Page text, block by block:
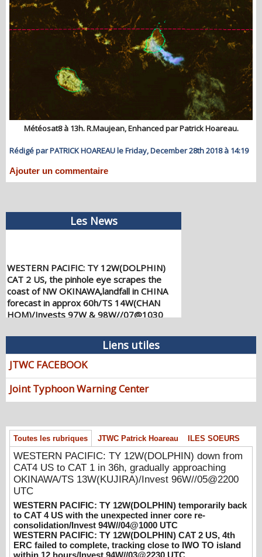
Météosat8 à 13h. R.Maujean, Enhanced par Patrick Hoareau.
Rédigé par PATRICK HOAREAU le Friday, December 28th 2018 à 14:19
Ajouter un commentaire
Les News
WESTERN PACIFIC: TY 12W(DOLPHIN)
CAT 2 US, the pinhole eye scrapes the
coast of NW OKINAWA,landfall in CHINA
forecast in approx 60h/TS 14W(CHAN
HOM)/Invests 97W & 98W//07@1030
08/07/2026 -PATRICK HOAREAU
WESTERN PACIFIC: TY 12W(DOLPHIN)
down from CAT4 US to CAT 1 in 36h,
gradually approaching OKINAWA/TS
13W(KUJIRA)/Invest 96W//05@2200 UTC
08/06/2026 -PATRICK HOAREAU
temporarily back to CAT 4 US with the
unexpected inner core re-
consolidation/Invest 94W//04@1000 UTC
08/04/2026 -PATRICK HOAREAU
WESTERN PACIFIC: TY 12W(DOLPHIN)
CAT 2 US, 4th ERC failed to complete,
tracking close to IWO TO island within 12
hours/Invest 94W//03@2230 UTC
08/04/2026 -PATRICK HOAREAU
Liens utiles
JTWC FACEBOOK
Joint Typhoon Warning Center
Toutes les rubriques JTWC Patrick Hoareau ILES SOEURS
WESTERN PACIFIC: TY 12W(DOLPHIN) down from
CAT4 US to CAT 1 in 36h, gradually approaching
OKINAWA/TS 13W(KUJIRA)/Invest 96W//05@2200
UTC
WESTERN PACIFIC: TY 12W(DOLPHIN) temporarily back
to CAT 4 US with the unexpected inner core re-
consolidation/Invest 94W//04@1000 UTC
WESTERN PACIFIC: TY 12W(DOLPHIN) CAT 2 US, 4th
ERC failed to complete, tracking close to IWO TO island
within 12 hours/Invest 94W//03@2230 UTC